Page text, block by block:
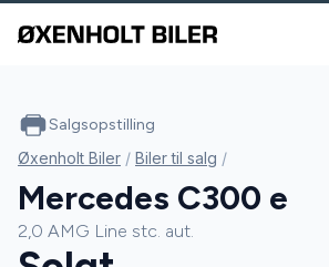
Salgsopstilling
Øxenholt Biler / Biler til salg /
Mercedes C300 e
2,0 AMG Line stc. aut.